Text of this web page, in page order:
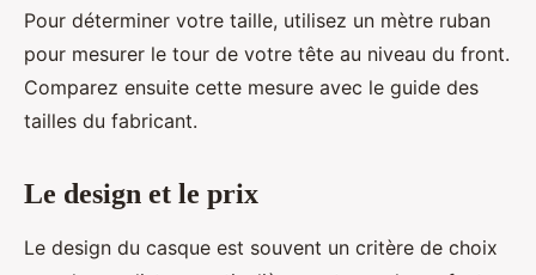
Pour déterminer votre taille, utilisez un mètre ruban
pour mesurer le tour de votre tête au niveau du front.
Comparez ensuite cette mesure avec le guide des
tailles du fabricant.
Le design et le prix
Le design du casque est souvent un critère de choix